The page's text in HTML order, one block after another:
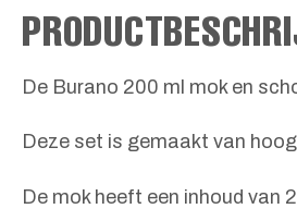
De Burano 200 ml mok en
Deze set is gemaakt van
De mok heeft een inhoud van